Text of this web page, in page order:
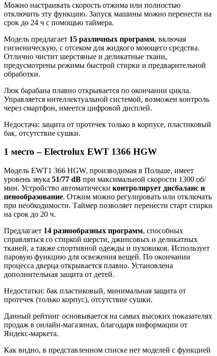
Можно настраивать скорость отжима или полностью
отключить эту функцию. Запуск машины можно перенести на
срок до 24 ч с помощью таймера.
Модель предлагает 15 различных программ, включая
гигиеническую, с отсеком для жидкого моющего средства.
Отлично чистит шерстяные и деликатные ткани,
предусмотрены режимы быстрой стирки и предварительной
обработки.
Люк барабана плавно открывается по окончании цикла.
Управляется интеллектуальной системой, возможен контроль
через смартфон, имеется цифровой дисплей.
Недостача: защита от протечек только в корпусе, пластиковый
бак, отсутствие сушки.
1 место – Electrolux EWT 1366 HGW
Модель EWT1 366 HGW, производимая в Польше, имеет
уровень звука 51/77 dB при максимальной скорости 1300 об/
мин. Устройство автоматически контролирует дисбаланс и
пенообразование. Отжим можно регулировать или отключать
при необходимости. Таймер позволяет перенести старт стирки
на срок до 20 ч.
Предлагает 14 разнообразных программ, способных
справляться со стиркой шерсти, джинсовых и деликатных
тканей, а также спортивной одежды и пуховиков. Использует
паровую функцию для освежения вещей. По окончании
процесса дверца открывается плавно. Установлена
дополнительная защита от детей.
Недостатки: бак пластиковый, минимальная защита от
протечек (только корпус), отсутствие сушки.
Данный рейтинг основывается на самых высоких показателях
продаж в онлайн-магазинах, благодаря информации от
Яндекс-маркета.
Как видно, в представленном списке нет моделей с функцией